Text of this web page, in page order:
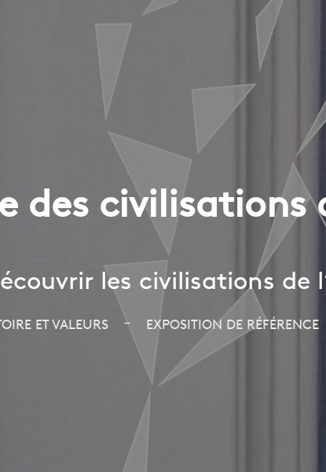
des civilisations
les civilisations de
ET VALEURS – EXPOSITION DE RÉFÉRENCE